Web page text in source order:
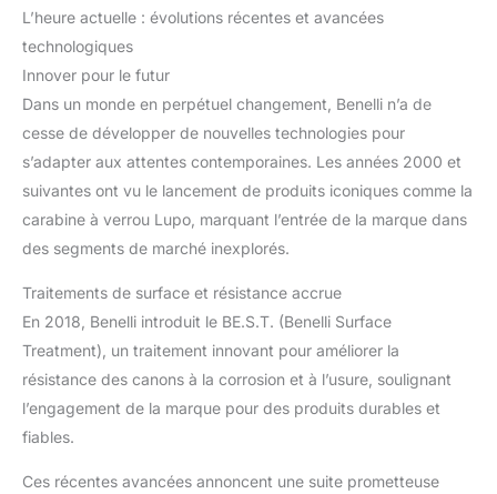
L’heure actuelle : évolutions récentes et avancées
technologiques
Innover pour le futur
Dans un monde en perpétuel changement, Benelli n’a de
cesse de développer de nouvelles technologies pour
s’adapter aux attentes contemporaines. Les années 2000 et
suivantes ont vu le lancement de produits iconiques comme la
carabine à verrou Lupo, marquant l’entrée de la marque dans
des segments de marché inexplorés.
Traitements de surface et résistance accrue
En 2018, Benelli introduit le BE.S.T. (Benelli Surface
Treatment), un traitement innovant pour améliorer la
résistance des canons à la corrosion et à l’usure, soulignant
l’engagement de la marque pour des produits durables et
fiables.
Ces récentes avancées annoncent une suite prometteuse